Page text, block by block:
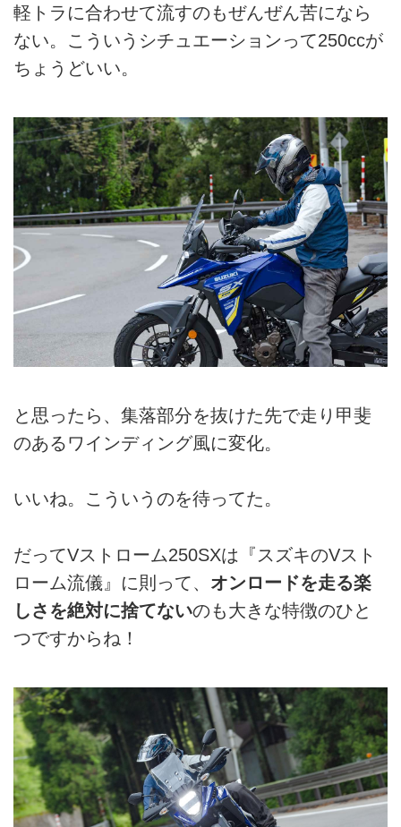
軽トラに合わせて流すのもぜんぜん苦になら
ない。こういうシチュエーションって250ccが
ちょうどいい。
と思ったら、集落部分を抜けた先で走り甲斐
のあるワインディング風に変化。
いいね。こういうのを待ってた。
だってVストローム250SXは『スズキのVスト
ローム流儀』に則って、 オンロードを走る楽
しさを絶対に捨てないのも大きな特徴のひと
つですからね！